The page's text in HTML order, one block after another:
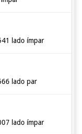
lado ímpar
lado par
lado ímpar